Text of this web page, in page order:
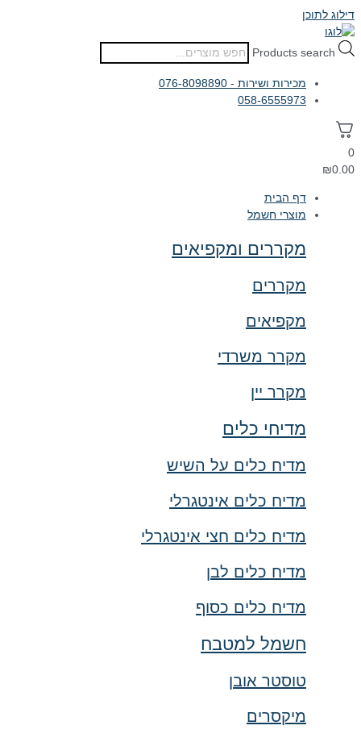
דילוג לתוכן
Products search
מכירות ושירות - 076-8098890
058-6555973
0
₪0.00
דף הבית
מוצרי חשמל
מקררים ומקפיאים
מקררים
מקפיאים
מקרר משרדי
מקרר יין
מדיחי כלים
מדיח כלים על השיש
מדיח כלים אינטגרלי
מדיח כלים חצי אינטגרלי
מדיח כלים לבן
מדיח כלים כסוף
חשמל למטבח
טוסטר אובן
מיקסרים